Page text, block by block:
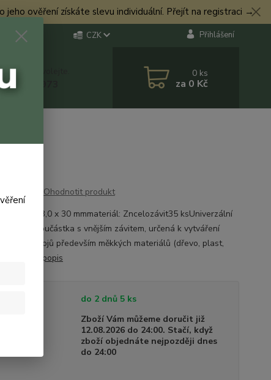
jeho ověření získáte slevu individuální. Přejít na registraci →
CZK Přihlášení
rady? Zavolejte.
544 973
0 ks
za 0 Kč
Ohodnotit produkt
(pr. x D)): 3,0 x 30 mmmateriál: Zncelozávit35 ksUniverzální
součástka s vnějším závitem, určená k vytváření
spojů především měkkých materiálů (dřevo, plast,
celý popis
do 2 dnů 5 ks
Zboží Vám můžeme doručit již
12.08.2026 do 24:00. Stačí, když
zboží objednáte nejpozději dnes
do 24:00